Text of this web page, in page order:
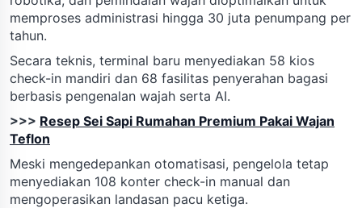
memproses administrasi hingga 30 juta penumpang per
tahun.
Secara teknis, terminal baru menyediakan 58 kios
check-in mandiri dan 68 fasilitas penyerahan bagasi
berbasis pengenalan wajah serta AI.
>>> Resep Sei Sapi Rumahan Premium Pakai Wajan
Teflon
Meski mengedepankan otomatisasi, pengelola tetap
menyediakan 108 konter check-in manual dan
mengoperasikan landasan pacu ketiga.